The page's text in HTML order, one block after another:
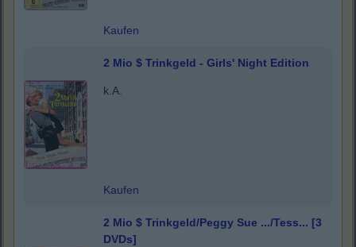
Kaufen
2 Mio $ Trinkgeld - Girls' Night Edition
k.A.
Kaufen
2 Mio $ Trinkgeld/Peggy Sue .../Tess... [3
DVDs]